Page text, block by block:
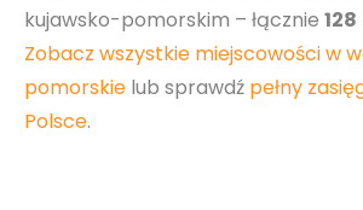
kujawsko-pomorskim – łącznie 128
Zobacz wszystkie miejscowości w
pomorskie lub sprawdź pełny
Polsce.